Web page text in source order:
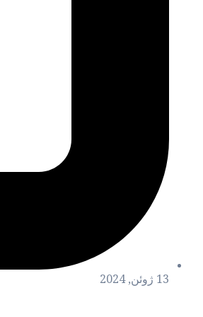
13 ژوئن, 2024